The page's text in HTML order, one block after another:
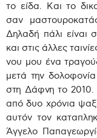
το είδα. Και το
σαν
Δηλαδή πάλι είναι
και στις άλλες
νου μου ένα
μετά την
στη Δάφνη το 2010.
από δυο χρόνια
αυτόν τον
Άγγελο